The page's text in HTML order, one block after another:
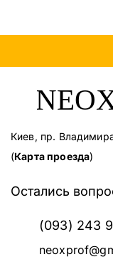
Киев, пр.
(Карта проезда)
Остались
(093) 243